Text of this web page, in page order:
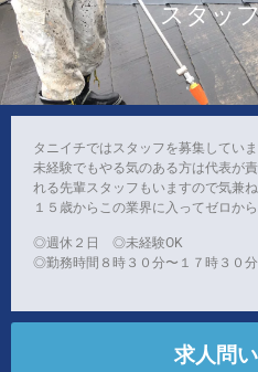
スタッ
タニイチではスタッフを募集していま
未経験でもやる気のある方は代表が
れる先輩スタッフもいますので気兼
１５歳からこの業界に入ってゼロか
◎週休２日 ◎未経験OK
◎勤務時間８時３０分〜１７時３０分
求人問